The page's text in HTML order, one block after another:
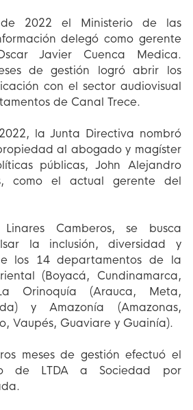
2022 el Ministerio de las
delegó como gerente
Javier Cuenca Medica.
de gestión logró abrir los
con el sector audiovisual
de Canal Trece.
la Junta Directiva nombró
al abogado y magíster
públicas, John Alejandro
como el actual gerente del
Camberos, se busca
la inclusión, diversidad y
los 14 departamentos de la
(Boyacá, Cundinamarca,
Orinoquía (Arauca, Meta,
y Amazonía (Amazonas,
Vaupés, Guaviare y Guainía).
meses de gestión efectuó el
de LTDA a Sociedad por